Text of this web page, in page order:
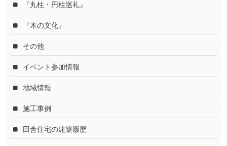
『丸柱・円柱巡礼』
『木の文化』
その他
イベント参加情報
地域情報
施工事例
田舎住宅の建築履歴